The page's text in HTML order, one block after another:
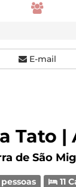
Tato |
de São
pessoas
11
E-mail